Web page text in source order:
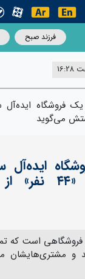
فرزند صبح
فروشگاه ایده‌آل
ایده‌آل
قهرمان
فروشگاهی است که
و مشتری‌هایشان